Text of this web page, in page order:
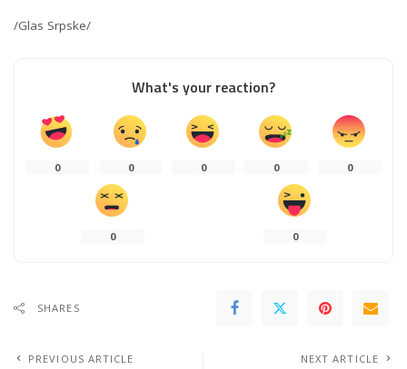
/Glas Srpske/
What's your reaction?
0 0 0 0 0
0 0
SHARES
PREVIOUS ARTICLE NEXT ARTICLE